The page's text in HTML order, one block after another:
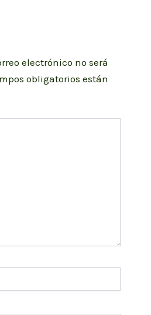
electrónico no será
obligatorios están